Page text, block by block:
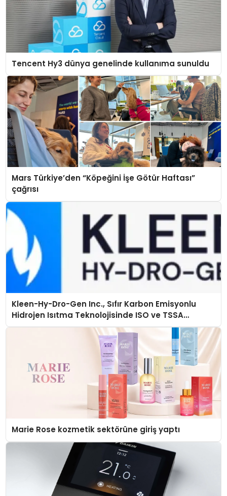
Tencent Hy3 dünya genelinde kullanıma sunuldu
Mars Türkiye’den “Köpeğini İşe Götür Haftası”
çağrısı
Kleen-Hy-Dro-Gen Inc., Sıfır Karbon Emisyonlu
Hidrojen Isıtma Teknolojisinde ISO ve TSSA
Düzenleyici Onaylarını Aldı
Marie Rose kozmetik sektörüne giriş yaptı